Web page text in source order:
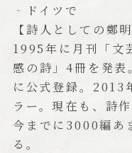
‐ドイツで
【詩人としての鄭明
1995年に月刊「文
感の詩」4冊を発
に公式登録。2013
ラー。現在も、詩
今までに3000編あ
る。